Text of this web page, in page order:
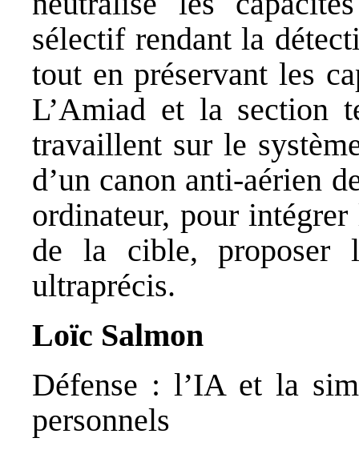
sélectif rendant la
tout en préservant les
L’Amiad et la section
travaillent sur le
d’un canon anti-aérien
ordinateur, pour
de la cible, proposer
ultraprécis.
Loïc Salmon
Défense : l’IA et la
personnels